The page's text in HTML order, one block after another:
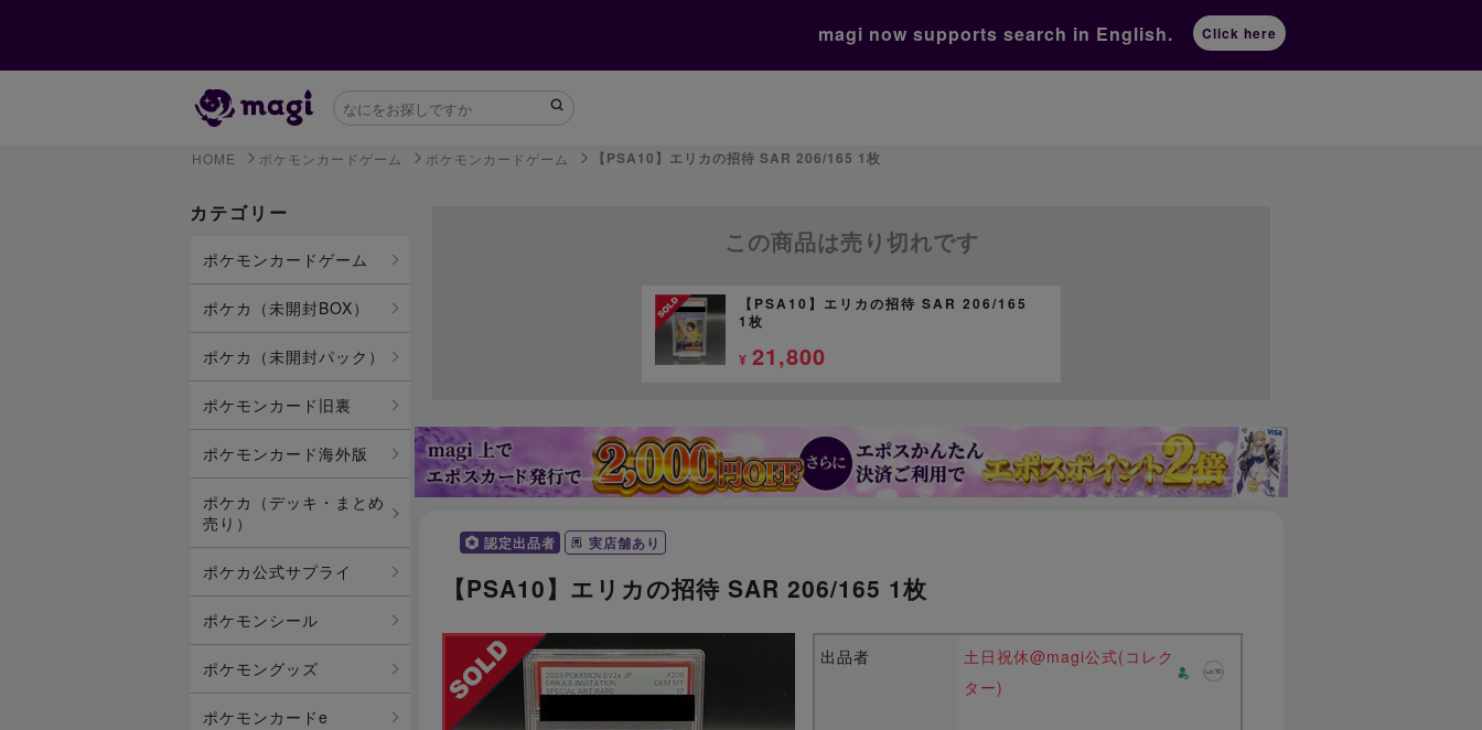
magi now supports search in English. Click here
HOME ポケモンカードゲーム ポケモンカードゲーム 【PSA10】エリカの招待 SAR 206/165 1枚
カテゴリー
ポケモンカードゲーム
ポケカ（未開封BOX）
ポケカ（未開封パック）
ポケモンカード旧裏
ポケモンカード海外版
ポケカ（デッキ・まとめ
売り）
ポケカ公式サプライ
ポケモンシール
ポケモングッズ
ポケモンカードe
この商品は売り切れです
【PSA10】エリカの招待 SAR 206/165
1枚
¥ 21,800
認定出品者 実店舗あり
【PSA10】エリカの招待 SAR 206/165 1枚
出品者
土日祝休@magi公式(コレク
ター)